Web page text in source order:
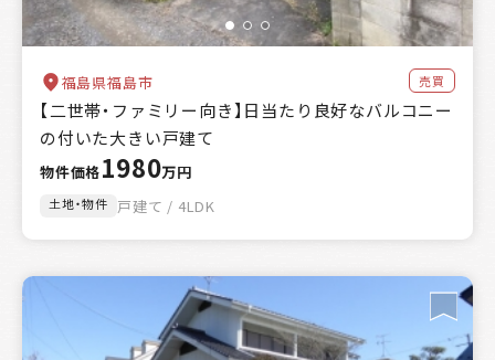
福島県福島市 売買
【二世帯・ファミリー向き】日当たり良好なバルコニー
の付いた大きい戸建て
物件価格1980万円
土地・物件 戸建て / 4LDK